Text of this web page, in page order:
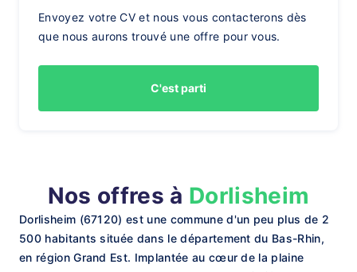
Envoyez votre CV et nous vous contacterons dès
que nous aurons trouvé une offre pour vous.
C'est parti
Nos offres à Dorlisheim
Dorlisheim (67120) est une commune d'un peu plus de 2
500 habitants située dans le département du Bas-Rhin,
en région Grand Est. Implantée au cœur de la plaine